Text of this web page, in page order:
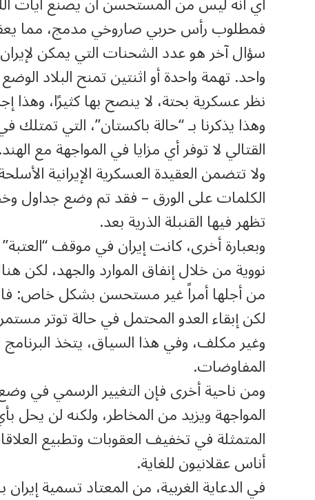
فمطلوب رأس حربي صاروخي مدمج، مما
سؤال آخر هو عدد الشحنات التي يمكن
واحد. تهمة واحدة أو اثنتين تمنح البلاد
نظر عسكرية بحتة، لا ينصح بها كثيرًا، وهذا
وهذا يذكرنا بـ “حالة باكستان”، التي تمتلك
القتالي لا توفر أي مزايا في المواجهة مع الهند.
ولا تتضمن العقيدة العسكرية الإيرانية
الكلمات على الورق – فقد تم وضع جداول
تظهر فيها القنبلة الذرية بعد.
وبعبارة أخرى، كانت إيران في موقف
نووية من خلال إنفاق الموارد والجهد،
من أجلها أمراً غير مستحسن بشكل خاص:
لكن إبقاء العدو المحتمل في حالة توتر
وغير مكلف، وفي هذا السياق، يتخذ
المفاوضات.
ومن ناحية أخرى فإن التغيير الرسمي في
المواجهة ويزيد من المخاطر، ولكنه لن يحل
المتمثلة في تخفيف العقوبات وتطبيع
أناس عقلانيون للغاية.
في الدعاية الغربية، من المعتاد تسمية